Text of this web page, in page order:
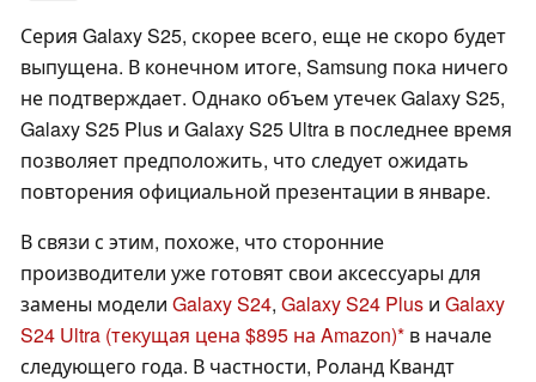
Серия Galaxy S25, скорее всего, еще не скоро будет
выпущена. В конечном итоге, Samsung пока ничего
не подтверждает. Однако объем утечек Galaxy S25,
Galaxy S25 Plus и Galaxy S25 Ultra в последнее время
позволяет предположить, что следует ожидать
повторения официальной презентации в январе.
В связи с этим, похоже, что сторонние
производители уже готовят свои аксессуары для
замены модели Galaxy S24, Galaxy S24 Plus и Galaxy
S24 Ultra (текущая цена $895 на Amazon) в начале
следующего года. В частности, Роланд Квандт